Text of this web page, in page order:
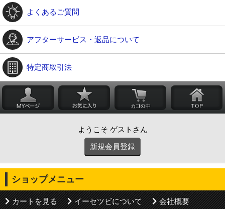
よくあるご質問
アフターサービス・返品について
特定商取引法
ようこそ ゲストさん
新規会員登録
ショップメニュー
カートを見る イーセツビについて 会社概要